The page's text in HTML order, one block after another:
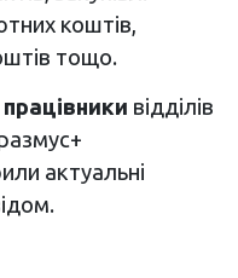
коштів,
тощо.
працівники відділів
актуальні